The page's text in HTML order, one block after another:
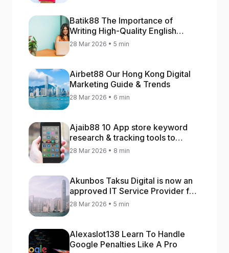
Batik88 The Importance of
Writing High-Quality English
Content
28 Mar 2026 • 5 min
Airbet88 Our Hong Kong Digital
Marketing Guide & Trends
28 Mar 2026 • 6 min
Ajaib88 10 App store keyword
research & tracking tools to
increase app rankings
28 Mar 2026 • 8 min
Akunbos Taksu Digital is now an
approved IT Service Provider for
the Hong Kong Distance Business
28 Mar 2026 • 5 min
Alexaslot138 Learn To Handle
Google Penalties Like A Pro